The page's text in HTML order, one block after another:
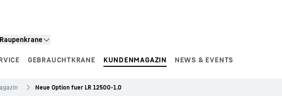
GEBRAUCHTKRANE KUNDENMAGAZIN NEWS & EVENTS
Neue Option fuer LR 12500-1.0